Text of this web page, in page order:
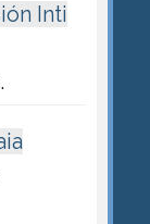
Inti